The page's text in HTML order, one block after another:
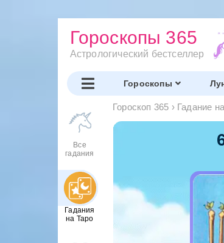
Гороскопы 365
Астрологический бестселлер
Гороскопы
Все
гадания
Гадания
на Таро
Гороскоп 365 › Гадание